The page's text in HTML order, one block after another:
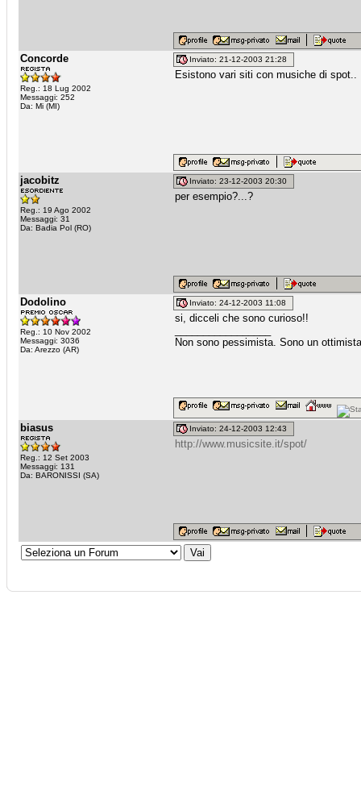
Concorde
Reg.: 18 Lug 2002
Messaggi: 252
Da: Mi (MI)
Inviato: 21-12-2003 21:28
Esistono vari siti con musiche di spot..
jacobitz
Reg.: 19 Ago 2002
Messaggi: 31
Da: Badia Pol (RO)
Inviato: 23-12-2003 20:30
per esempio?...?
Dodolino
Reg.: 10 Nov 2002
Messaggi: 3036
Da: Arezzo (AR)
Inviato: 24-12-2003 11:08
si, dicceli che sono curioso!!
Non sono pessimista. Sono un
biasus
Reg.: 12 Set 2003
Messaggi: 131
Da: BARONISSI (SA)
Inviato: 24-12-2003 12:43
http://www.musicsite.it/spot/